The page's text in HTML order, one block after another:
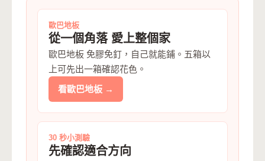
歐巴地板
從一個角落 愛上整個家
歐巴地板 免膠免釘，自己就能鋪。五箱以
上可先出一箱確認花色。
看歐巴地板 →
30 秒小測驗
先確認適合方向